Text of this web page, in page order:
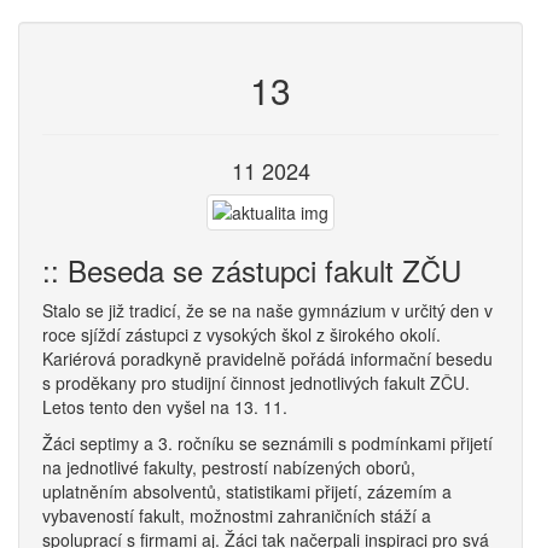
13
11 2024
:: Beseda se zástupci fakult ZČU
Stalo se již tradicí, že se na naše gymnázium v určitý den v
roce sjíždí zástupci z vysokých škol z širokého okolí.
Kariérová poradkyně pravidelně pořádá informační besedu
s proděkany pro studijní činnost jednotlivých fakult ZČU.
Letos tento den vyšel na 13. 11.
Žáci septimy a 3. ročníku se seznámili s podmínkami přijetí
na jednotlivé fakulty, pestrostí nabízených oborů,
uplatněním absolventů, statistikami přijetí, zázemím a
vybaveností fakult, možnostmi zahraničních stáží a
spoluprací s firmami aj. Žáci tak načerpali inspiraci pro svá